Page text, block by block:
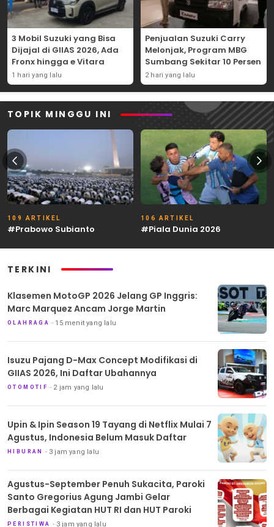
3 Mobil Suzuki yang Bisa
Dijajal di GIIAS 2026, Ada
Fronx hingga e Vitara
1 hari yang lalu
Penjualan Suzuki Carry
Melonjak, Program MBG
Sumbang Sekitar 10 Persen
2 hari yang lalu
TOPIK MINGGU INI
109 ARTIKEL
#Prabowo Subianto
106 ARTIKEL
#Piala Dunia 2026
TERKINI
Klasemen MotoGP 2026 Jelang GP Inggris:
Marc Marquez Ancam Jorge Martin
OLAHRAGA 15 menit yang lalu
Isuzu Pajang D-Max Concept Modifikasi di
GIIAS 2026, Ini Daftar Ubahannya
OTOMOTIF 2 jam yang lalu
Upin & Ipin Season 19 Tayang di Netflix Mulai 7
Agustus, Indonesia Belum Masuk Daftar
HIBURAN 3 jam yang lalu
Agustus-September Penuh Sukacita, Paroki
Santo Gregorius Agung Jambi Gelar
Berbagai Kegiatan HUT RI dan HUT Paroki
PERISTIWA 3 jam yang lalu